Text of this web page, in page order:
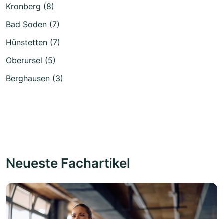
Kronberg (8)
Bad Soden (7)
Hünstetten (7)
Oberursel (5)
Berghausen (3)
Neueste Fachartikel